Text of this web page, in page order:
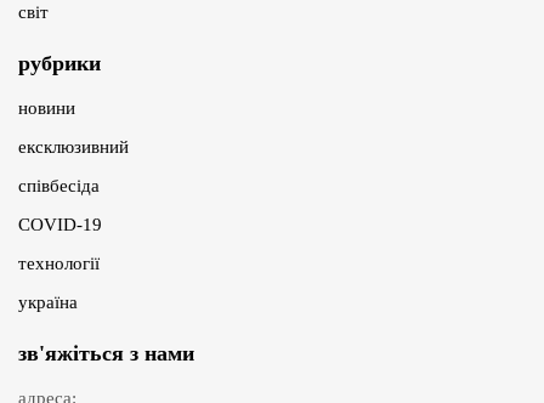
світ
рубрики
новини
ексклюзивний
співбесіда
COVID-19
технології
україна
зв'яжіться з нами
адреса: